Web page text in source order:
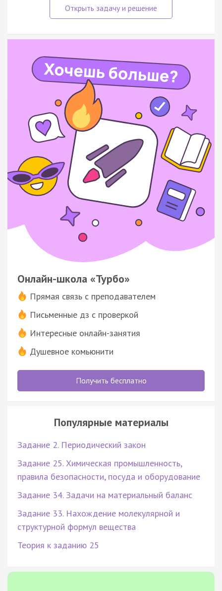
Онлайн-школа «Турбо»
Прямая связь с преподавателем
Письменные дз с проверкой
Интересные онлайн-занятия
Душевное комьюнити
Получить бесплатно
Популярные материалы
Задание 2. Периодический закон
Задание 25. Химическая промышленность,
правила безопасности, посуда и оборудование
Задание 34. Задачи на материальный баланс
Задание 33. Нахождение молекулярной и
структурной формул вещества
Теория к заданию 25